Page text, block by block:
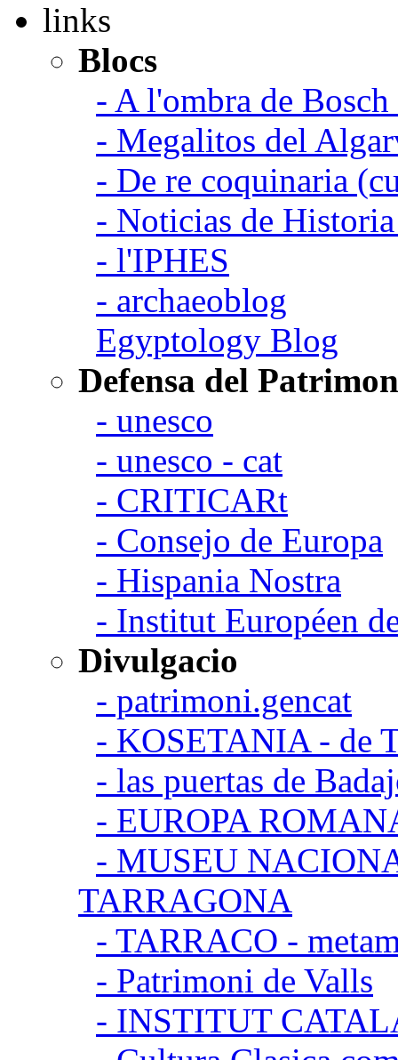
links
Blocs
- A l'ombra de
- Megalitos del
- De re coquinaria
- Noticias de
- l'IPHES
- archaeoblog
Egyptology Blog
Defensa del
- unesco
- unesco - cat
- CRITICARt
- Consejo de Europa
- Hispania Nostra
- Institut Européen
Divulgacio
- patrimoni.gencat
- KOSETANIA - de
- las puertas de
- EUROPA
- MUSEU
TARRAGONA
- TARRACO -
- Patrimoni de Valls
- INSTITUT